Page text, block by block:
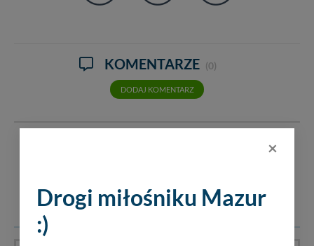
KOMENTARZE (0)
DODAJ KOMENTARZ
Serwis mazury24.eu nie ponosi odpowiedzialności za treść
tematem, wulgarne, obraźliwe, naruszające prawo będą
usuwane.
×
Drogi miłośniku Mazur
:)